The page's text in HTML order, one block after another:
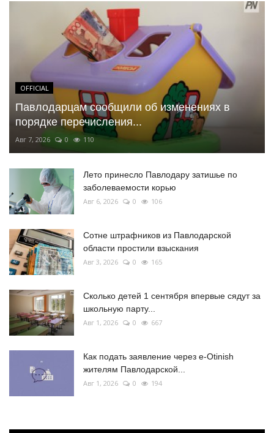
OFFICIAL
Павлодарцам сообщили об изменениях в
порядке перечисления...
Авг 7, 2026 0 110
Лето принесло Павлодару затишье по
заболеваемости корью
Авг 6, 2026 0 106
Сотне штрафников из Павлодарской
области простили взыскания
Авг 3, 2026 0 165
Сколько детей 1 сентября впервые сядут за
школьную парту...
Авг 1, 2026 0 667
Как подать заявление через e-Otinish
жителям Павлодарской...
Авг 1, 2026 0 194